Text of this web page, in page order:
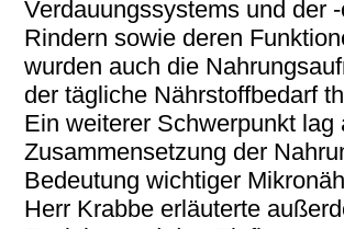
Verdauungssystems und der
Rindern sowie deren
wurden auch die
der tägliche Nährstoffbedarf
Ein weiterer Schwerpunkt lag
Zusammensetzung der
Bedeutung wichtiger
Herr Krabbe erläuterte